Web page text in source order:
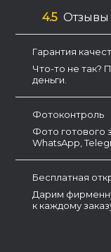
4.5 Отзывы
Гарантия
Что-то не так?
деньги.
Фотоконтроль
Фото готового
WhatsApp,
Бесплатная
Дарим
к каждому